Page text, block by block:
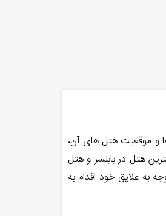
و موقعیت هتل های آن،
هتل در بابلسر و هتل
به علایق خود اقدام به